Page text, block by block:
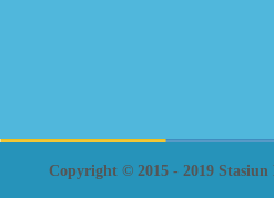
Copyright © 2015 - 2019